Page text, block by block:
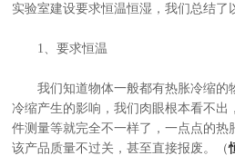
实验室建设要求恒温恒湿，我们总结了
1、要求恒温
我们知道物体一般都有热胀冷缩的
冷缩产生的影响，我们肉眼根本看不出
件测量等就完全不一样了，一点点的热
该产品质量不过关，甚至直接报废。（